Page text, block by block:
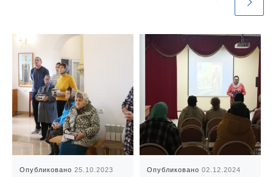
Опубликовано25.10.2023 Опубликовано02.12.2024